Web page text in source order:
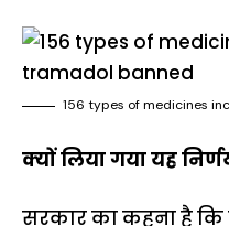
156 types of medicines
क्यों लिया गया यह
सरकार का कहना है